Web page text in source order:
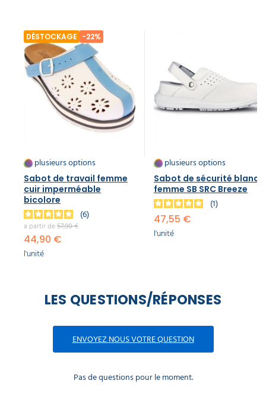
-22%
DÉSTOCKAGE
plusieurs options
Sabot de travail femme
cuir imperméable
bicolore
6
a partir de57,90 €
44,90 €
l'unité
plusieurs options
Sabot de sécurité blanc
femme SB SRC Breeze
1
47,55 €
l'unité
LES QUESTIONS/RÉPONSES
ENVOYEZ NOUS VOTRE QUESTION
Pas de questions pour le moment.